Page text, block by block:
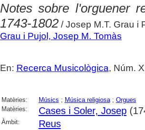
Notes sobre l'orguener
1743-1802/ Josep M.T. Grau i
Grau i Pujol, Josep M. Tomàs
En: Recerca Musicològica, Núm.
Matèries: Músics ; Música religiosa; Orgues
Matèries:
Cases i Soler, Josep
Àmbit: Reus